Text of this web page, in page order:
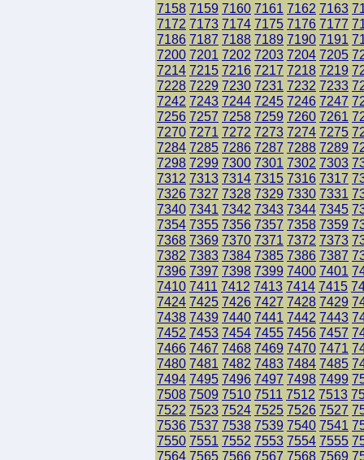
7158 7159 7160 7161 7162 7163
7172 7173 7174 7175 7176 7177
7186 7187 7188 7189 7190 7191
7200 7201 7202 7203 7204 7205
7214 7215 7216 7217 7218 7219
7228 7229 7230 7231 7232 7233
7242 7243 7244 7245 7246 7247
7256 7257 7258 7259 7260 7261
7270 7271 7272 7273 7274 7275
7284 7285 7286 7287 7288 7289
7298 7299 7300 7301 7302 7303
7312 7313 7314 7315 7316 7317
7326 7327 7328 7329 7330 7331
7340 7341 7342 7343 7344 7345
7354 7355 7356 7357 7358 7359
7368 7369 7370 7371 7372 7373
7382 7383 7384 7385 7386 7387
7396 7397 7398 7399 7400 7401
7410 7411 7412 7413 7414 7415
7424 7425 7426 7427 7428 7429
7438 7439 7440 7441 7442 7443
7452 7453 7454 7455 7456 7457
7466 7467 7468 7469 7470 7471
7480 7481 7482 7483 7484 7485
7494 7495 7496 7497 7498 7499
7508 7509 7510 7511 7512 7513
7522 7523 7524 7525 7526 7527
7536 7537 7538 7539 7540 7541
7550 7551 7552 7553 7554 7555
7564 7565 7566 7567 7568 7569